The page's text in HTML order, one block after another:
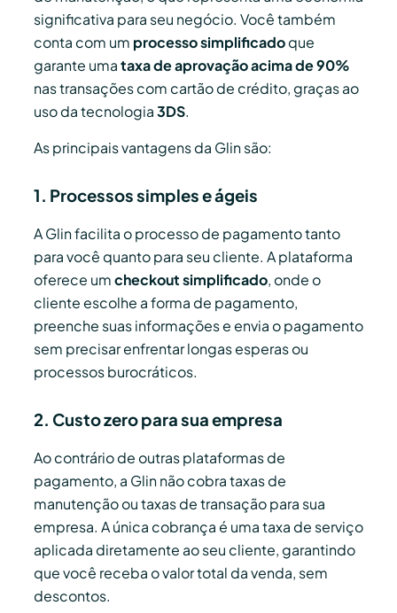
significativa para seu negócio. Você também
conta com um processo simplificadoque
garante umataxa de aprovação acima de 90%
nas transações com cartão de crédito, graças ao
uso da tecnologia3DS.
As principais vantagens da Glin são:
1. Processos simples e ágeis
A Glin facilita o processo de pagamento tanto
para você quanto para seu cliente. A plataforma
oferece umcheckout simplificado, onde o
cliente escolhe a forma de pagamento,
preenche suas informações e envia o pagamento
sem precisar enfrentar longas esperas ou
processos burocráticos.
2. Custo zero para sua empresa
Ao contrário de outras plataformas de
pagamento, a Glin não cobra taxas de
manutenção ou taxas de transação para sua
empresa. A única cobrança é uma taxa de serviço
aplicada diretamente ao seu cliente, garantindo
que você receba o valor total da venda, sem
descontos.